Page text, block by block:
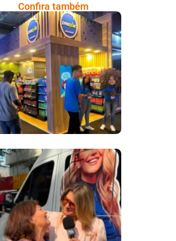
Confira também
Cencosud Promove
Inovação No Brasil
Com A Participação
Do Prezunic No Rio
Innovation Week
2026
​Segurança Pública
Lidera Queixas De
Moradores Do Rio Em
Escuta Promovida
Por Antônia
Fontenelle